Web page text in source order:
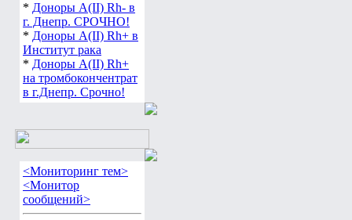
* Доноры А(ІІ) Rh- в
г. Днепр. СРОЧНО!
* Доноры А(ІІ) Rh+ в
Институт рака
* Доноры А(ІІ) Rh+
на тромбокончентрат
в г.Днепр. Срочно!
<Мониторинг тем>
<Монитор
сообщений>